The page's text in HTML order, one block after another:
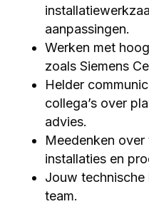
aanpassingen.
Werken met
zoals Siemens
Helder
collega’s over
advies.
Meedenken
installaties en
Jouw technische
team.